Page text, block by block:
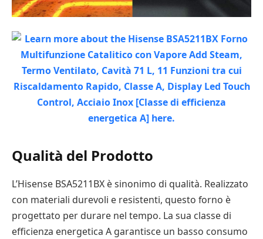
Qualità del Prodotto
L’Hisense BSA5211BX è sinonimo di qualità. Realizzato
con materiali durevoli e resistenti, questo forno è
progettato per durare nel tempo. La sua classe di
efficienza energetica A garantisce un basso consumo